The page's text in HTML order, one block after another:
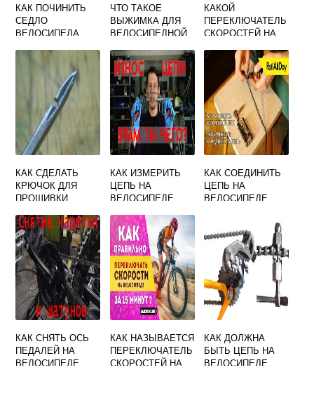
КАК ПОЧИНИТЬ
СЕДЛО
ВЕЛОСИПЕДА
ЧТО ТАКОЕ
ВЫЖИМКА ДЛЯ
ВЕЛОСИПЕДНОЙ
КАКОЙ
ПЕРЕКЛЮЧАТЕЛЬ
СКОРОСТЕЙ НА
ЛУЧШЕ
ФЛАЖКОВЫЙ ИЛИ
ПОВОРОТНЫЙ
КАК СДЕЛАТЬ
КРЮЧОК ДЛЯ
ПРОШИВКИ
ВЕЛОСИПЕДНОЙ
СПИЦЫ СВОИМИ
РУКАМИ
КАК ИЗМЕРИТЬ
ЦЕПЬ НА
ВЕЛОСИПЕДЕ
КАК СОЕДИНИТЬ
ЦЕПЬ НА
ВЕЛОСИПЕДЕ
КАК СНЯТЬ ОСЬ
ПЕДАЛЕЙ НА
ВЕЛОСИПЕДЕ
КАК НАЗЫВАЕТСЯ
ПЕРЕКЛЮЧАТЕЛЬ
СКОРОСТЕЙ НА
КАК ДОЛЖНА
БЫТЬ ЦЕПЬ НА
ВЕЛОСИПЕДЕ